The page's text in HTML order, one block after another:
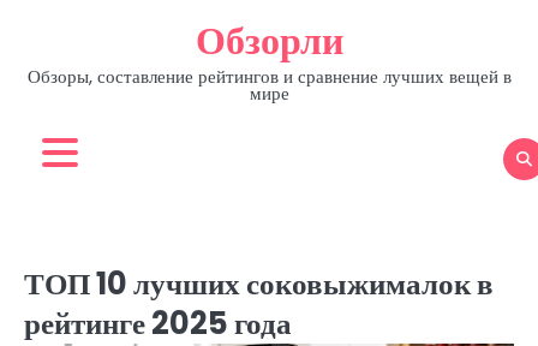
content
Обзорли
Обзоры, составление рейтингов и сравнение лучших вещей в
мире
ТОП 10 лучших соковыжималок в
рейтинге 2025 года